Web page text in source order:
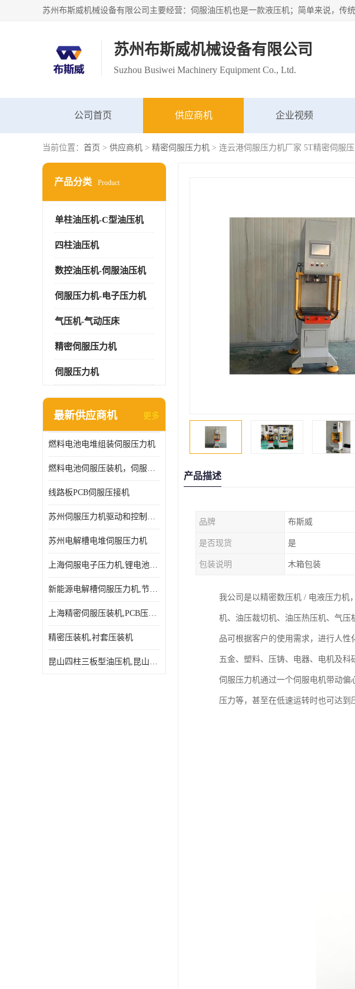
苏州布斯威机械设备有限公司
Suzhou Busiwei Machinery Equipment Co., Ltd.
公司首页 供应商机 企业视频
当前位置： 首页 > 供应商机 > 精密伺服压力机 > 连云港伺服压力机厂家 5T精密伺服
产品分类 Product
单柱油压机-C型油压机
四柱油压机
数控油压机-伺服油压机
伺服压力机-电子压力机
气压机-气动压床
精密伺服压力机
伺服压力机
最新供应商机 更多
燃料电池电堆组装伺服压力机
燃料电池伺服压装机，伺服压力机型号齐全
线路板PCB伺服压接机
苏州伺服压力机驱动和控制技术
苏州电解槽电堆伺服压力机
上海伺服电子压力机,锂电池伺服压力机 用途广发操作简单
新能源电解槽伺服压力机,节能效果达80%以上
上海精密伺服压装机,PCB压接机,线路板压接机
精密压装机,衬套压装机
昆山四柱三板型油压机,昆山精密伺服压力机
产品描述
品牌 布斯威
是否现货 是
包装说明 木箱包装
我公司是以精密数压机 / 电液压力机
机、油压裁切机、油压热压机、气
品可根据客户的使用需求，进行人
五金、塑料、压铸、电器、电机及科
伺服压力机通过一个伺服电机带动偏
压力等，甚至在低速运转时也可达到